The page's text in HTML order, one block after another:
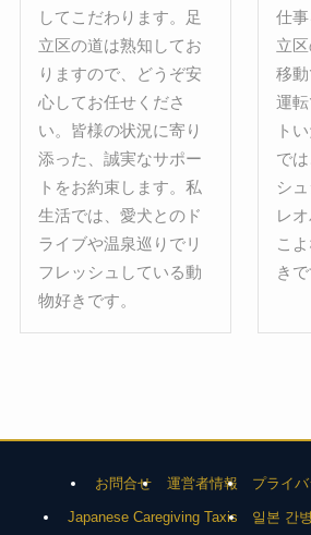
してこだわります。足
立区の道は熟知してお
りますので、どうぞ安
心してお任せくださ
い。皆様の状況に寄り
添った、誠実なサポー
トをお約束します。私
生活では、愛犬とのド
ライブや温泉巡りでリ
フレッシュしている動
物好きです。
仕
立
移
運
ト
で
シ
レ
こ
きで
お問合せ 運営者情報 プライ
Japanese Caregiving Taxis 일본 간